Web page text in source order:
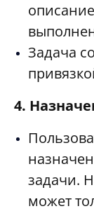
Задача
4.
задачи.
может